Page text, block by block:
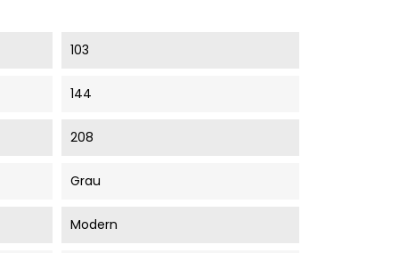
103
144
208
Grau
Modern